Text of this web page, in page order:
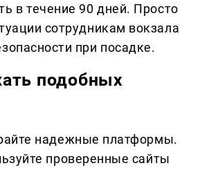
в течение 90 дней. Просто
сотрудникам вокзала
при посадке.
подобных
надежные платформы.
проверенные сайты